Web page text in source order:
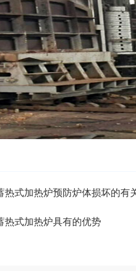
热式加热炉预防炉体损坏的有
热式加热炉具有的优势